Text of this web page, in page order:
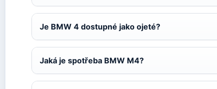
Je BMW 4 dostupné jako ojeté?
Jaká je spotřeba BMW M4?